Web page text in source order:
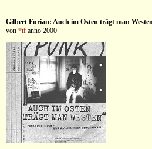
Gilbert Furian: Auch im Osten trägt man
von *tf anno 2000